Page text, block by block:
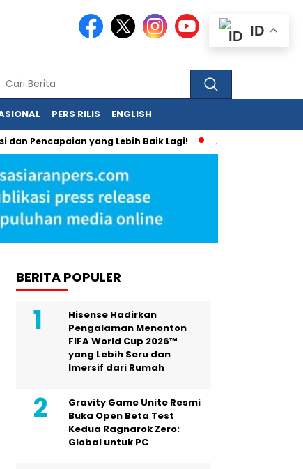
PERS RILIS ENGLISH
yang Lebih Baik Lagi! Anda Bisa Memiliki Media
BERITA POPULER
Hisense Hadirkan
Pengalaman Menonton
FIFA World Cup 2026™
yang Lebih Seru dan
Imersif dari Rumah
Gravity Game Unite Resmi
Buka Open Beta Test
Kedua Ragnarok Zero:
Global untuk PC
ID